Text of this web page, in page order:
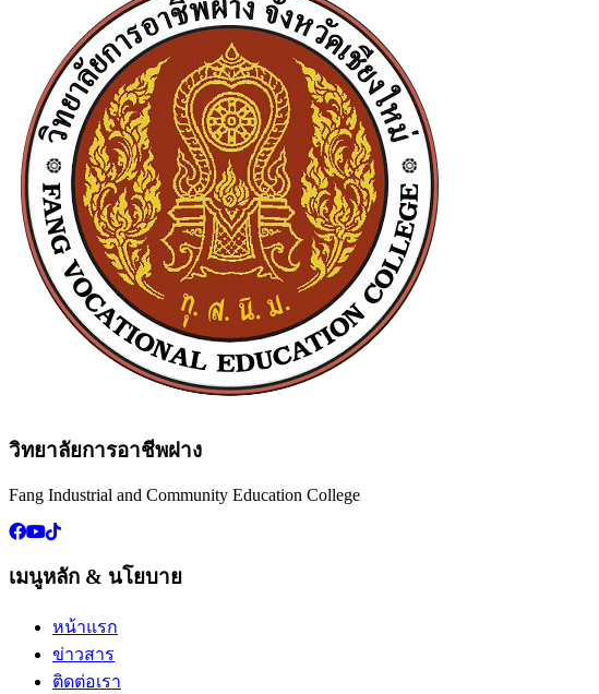
วิทยาลัยการอาชีพฝาง
Fang Industrial and Community Education College
เมนูหลัก & นโยบาย
หน้าแรก
ข่าวสาร
ติดต่อเรา